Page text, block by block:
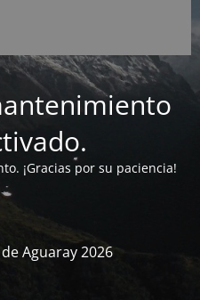
¡Gracias por su paciencia!
Aguaray 2026